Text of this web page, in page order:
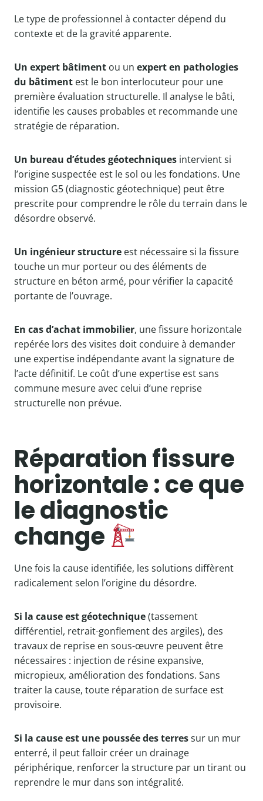
Le type de professionnel à contacter dépend du
contexte et de la gravité apparente.
Un expert bâtiment ou un expert en pathologies
du bâtiment est le bon interlocuteur pour une
première évaluation structurelle. Il analyse le bâti,
identifie les causes probables et recommande une
stratégie de réparation.
Un bureau d’études géotechniques intervient si
l’origine suspectée est le sol ou les fondations. Une
mission G5 (diagnostic géotechnique) peut être
prescrite pour comprendre le rôle du terrain dans le
désordre observé.
Un ingénieur structure est nécessaire si la fissure
touche un mur porteur ou des éléments de
structure en béton armé, pour vérifier la capacité
portante de l’ouvrage.
En cas d’achat immobilier, une fissure horizontale
repérée lors des visites doit conduire à demander
une expertise indépendante avant la signature de
l’acte définitif. Le coût d’une expertise est sans
commune mesure avec celui d’une reprise
structurelle non prévue.
Réparation fissure
horizontale : ce que
le diagnostic
change
Une fois la cause identifiée, les solutions diffèrent
radicalement selon l’origine du désordre.
Si la cause est géotechnique(tassement
différentiel, retrait-gonflement des argiles), des
travaux de reprise en sous-œuvre peuvent être
nécessaires : injection de résine expansive,
micropieux, amélioration des fondations. Sans
traiter la cause, toute réparation de surface est
provisoire.
Si la cause est une poussée des terressur un mur
enterré, il peut falloir créer un drainage
périphérique, renforcer la structure par un tirant ou
reprendre le mur dans son intégralité.